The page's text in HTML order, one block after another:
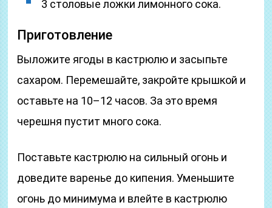
3 столовые ложки лимонного сока.
Приготовление
Выложите ягоды в кастрюлю и засыпьте
сахаром. Перемешайте, закройте крышкой и
оставьте на 10–12 часов. За это время
черешня пустит много сока.
Поставьте кастрюлю на сильный огонь и
доведите варенье до кипения. Уменьшите
огонь до минимума и влейте в кастрюлю